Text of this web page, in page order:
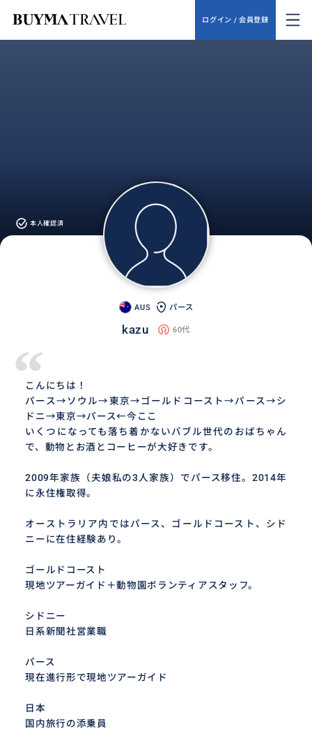
ログイン / 会員登録
本人確認済
AUS パース
kazu 60代
“
こんにちは！
パース→ソウル→東京→ゴールドコースト→パース→シ
ドニ→東京→パース←今ここ
いくつになっても落ち着かないバブル世代のおばちゃん
で、動物とお酒とコーヒーが大好きです。
2009年家族（夫娘私の3人家族）でパース移住。2014年
に永住権取得。
オーストラリア内ではパース、ゴールドコースト、シド
ニーに在住経験あり。
ゴールドコースト
現地ツアーガイド＋動物園ボランティアスタッフ。
シドニー
日系新聞社営業職
パース
現在進行形で現地ツアーガイド
日本
国内旅行の添乗員